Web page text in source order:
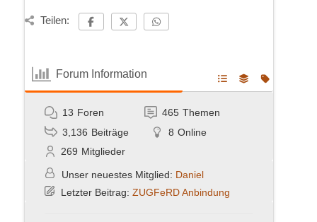
Teilen:
Forum Information
13 Foren 465 Themen
3,136 Beiträge 8 Online
269 Mitglieder
Unser neuestes Mitglied: Daniel
Letzter Beitrag: ZUGFeRD Anbindung